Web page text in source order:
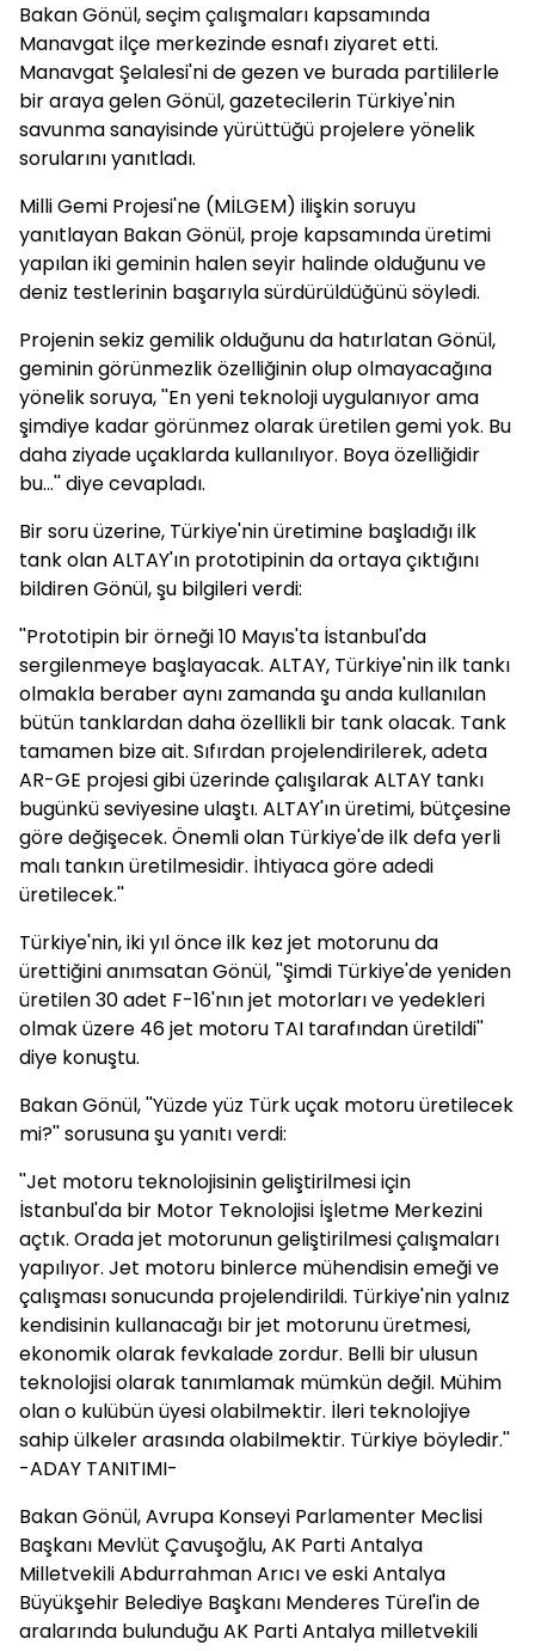
Bakan Gönül, seçim çalışmaları kapsamında
Manavgat ilçe merkezinde esnafı ziyaret etti.
Manavgat Şelalesi'ni de gezen ve burada partililerle
bir araya gelen Gönül, gazetecilerin Türkiye'nin
savunma sanayisinde yürüttüğü projelere yönelik
sorularını yanıtladı.
Milli Gemi Projesi'ne (MİLGEM) ilişkin soruyu
yanıtlayan Bakan Gönül, proje kapsamında üretimi
yapılan iki geminin halen seyir halinde olduğunu ve
deniz testlerinin başarıyla sürdürüldüğünü söyledi.
Projenin sekiz gemilik olduğunu da hatırlatan Gönül,
geminin görünmezlik özelliğinin olup olmayacağına
yönelik soruya, ''En yeni teknoloji uygulanıyor ama
şimdiye kadar görünmez olarak üretilen gemi yok. Bu
daha ziyade uçaklarda kullanılıyor. Boya özelliğidir
bu...'' diye cevapladı.
Bir soru üzerine, Türkiye'nin üretimine başladığı ilk
tank olan ALTAY'ın prototipinin da ortaya çıktığını
bildiren Gönül, şu bilgileri verdi:
''Prototipin bir örneği 10 Mayıs'ta İstanbul'da
sergilenmeye başlayacak. ALTAY, Türkiye'nin ilk tankı
olmakla beraber aynı zamanda şu anda kullanılan
bütün tanklardan daha özellikli bir tank olacak. Tank
tamamen bize ait. Sıfırdan projelendirilerek, adeta
AR-GE projesi gibi üzerinde çalışılarak ALTAY tankı
bugünkü seviyesine ulaştı. ALTAY'ın üretimi, bütçesine
göre değişecek. Önemli olan Türkiye'de ilk defa yerli
malı tankın üretilmesidir. İhtiyaca göre adedi
üretilecek.''
Türkiye'nin, iki yıl önce ilk kez jet motorunu da
ürettiğini anımsatan Gönül, ''Şimdi Türkiye'de yeniden
üretilen 30 adet F-16'nın jet motorları ve yedekleri
olmak üzere 46 jet motoru TAI tarafından üretildi''
diye konuştu.
Bakan Gönül, ''Yüzde yüz Türk uçak motoru üretilecek
mi?'' sorusuna şu yanıtı verdi:
''Jet motoru teknolojisinin geliştirilmesi için
İstanbul'da bir Motor Teknolojisi İşletme Merkezini
açtık. Orada jet motorunun geliştirilmesi çalışmaları
yapılıyor. Jet motoru binlerce mühendisin emeği ve
çalışması sonucunda projelendirildi. Türkiye'nin yalnız
kendisinin kullanacağı bir jet motorunu üretmesi,
ekonomik olarak fevkalade zordur. Belli bir ulusun
teknolojisi olarak tanımlamak mümkün değil. Mühim
olan o kulübün üyesi olabilmektir. İleri teknolojiye
sahip ülkeler arasında olabilmektir. Türkiye böyledir.''
-ADAY TANITIMI-
Bakan Gönül, Avrupa Konseyi Parlamenter Meclisi
Başkanı Mevlüt Çavuşoğlu, AK Parti Antalya
Milletvekili Abdurrahman Arıcı ve eski Antalya
Büyükşehir Belediye Başkanı Menderes Türel'in de
aralarında bulunduğu AK Parti Antalya milletvekili